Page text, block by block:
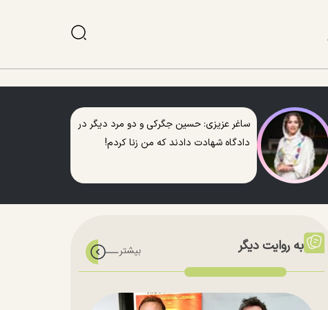
ساغر عزیزی: حسین جگرکی و دو مرد دیگر در
دادگاه شهادت دادند که من زنا کردم!
به روایت دیگر